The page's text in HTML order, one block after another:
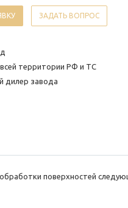
ЗАДАТЬ ВОПРОС
территории РФ и ТС
дилер завода
поверхностей